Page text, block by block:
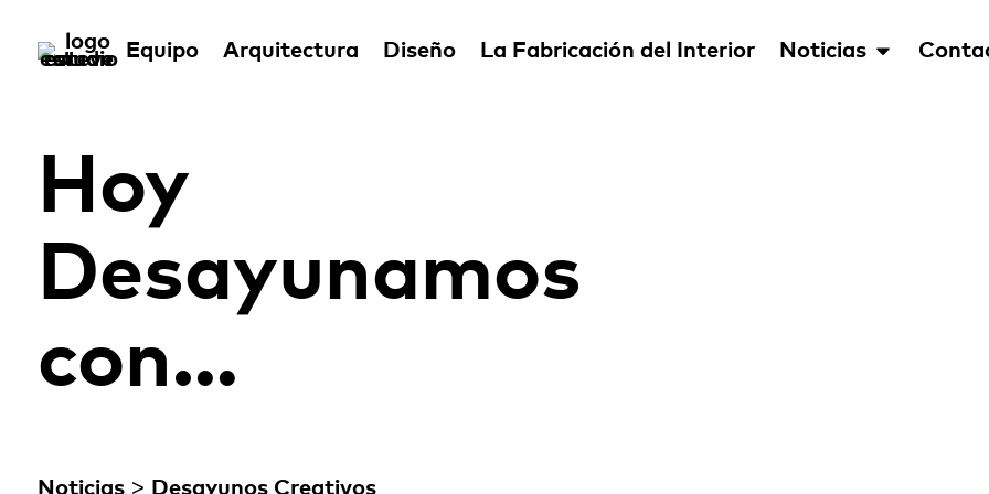
Equipo Arquitectura Diseño La Fabricación del Interior Noticias
Hoy
Desayunamos
con…
Noticias> Desayunos Creativos